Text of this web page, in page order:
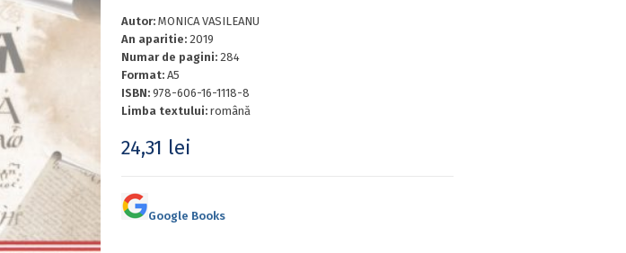
Autor: MONICA VASILEANU
An aparitie: 2019
Numar de pagini: 284
Format: A5
ISBN: 978-606-16-1118-8
Limba textului: română
24,31 lei
Google Books